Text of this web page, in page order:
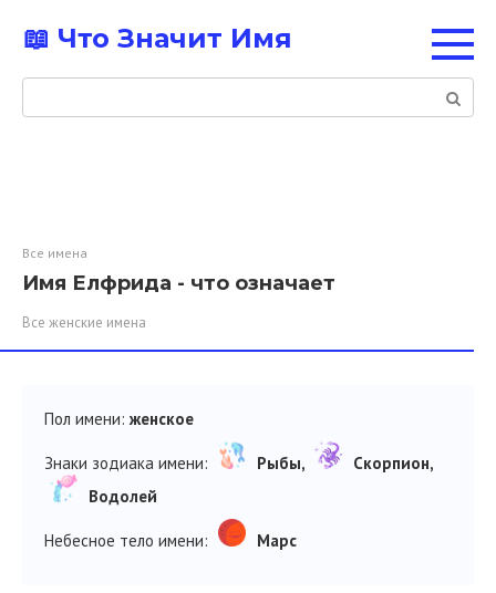
контенту
📖 Что Значит Имя
Поиск:
Все имена
Имя Елфрида - что означает
Все женские имена
Пол имени: женское
Знаки зодиака имени: Рыбы,
Скорпион,
Водолей
Небесное тело имени: Марс